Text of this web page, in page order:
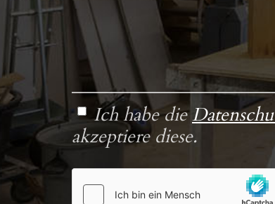
Ich habe die
akzeptiere diese.